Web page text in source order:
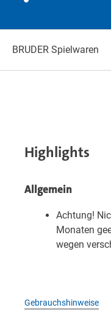
BRUDER Spielwaren
Highlights
Allgemein
Achtung!
Monaten
wegen
Gebrauchshinweise